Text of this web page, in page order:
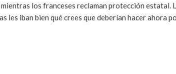
los franceses reclaman protección estatal.
les iban bien qué crees que deberían hacer ahora